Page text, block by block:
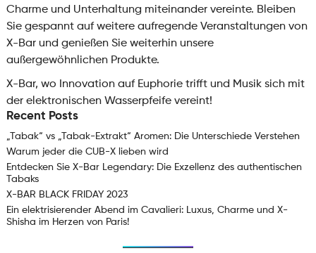
Charme und Unterhaltung miteinander vereinte. Bleiben
Sie gespannt auf weitere aufregende Veranstaltungen von
X-Bar und genießen Sie weiterhin unsere
außergewöhnlichen Produkte.
X-Bar, wo Innovation auf Euphorie trifft und Musik sich mit
der elektronischen Wasserpfeife vereint!
Recent Posts
„Tabak“ vs „Tabak-Extrakt“ Aromen: Die Unterschiede Verstehen
Warum jeder die CUB-X lieben wird
Entdecken Sie X-Bar Legendary: Die Exzellenz des authentischen
Tabaks
X-BAR BLACK FRIDAY 2023
Ein elektrisierender Abend im Cavalieri: Luxus, Charme und X-
Shisha im Herzen von Paris!